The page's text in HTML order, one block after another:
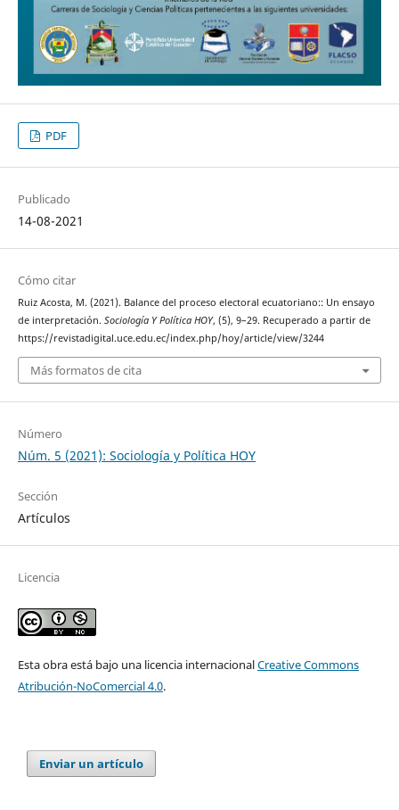
PDF
Publicado
14-08-2021
Cómo citar
Ruiz Acosta, M. (2021). Balance del proceso electoral ecuatoriano:: Un ensayo
de interpretación. Sociología Y Política HOY, (5), 9–29. Recuperado a partir de
https://revistadigital.uce.edu.ec/index.php/hoy/article/view/3244
Más formatos de cita
Número
Núm. 5 (2021): Sociología y Política HOY
Sección
Artículos
Licencia
Esta obra está bajo una licencia internacionalCreative Commons
Atribución-NoComercial 4.0.
Enviar un artículo